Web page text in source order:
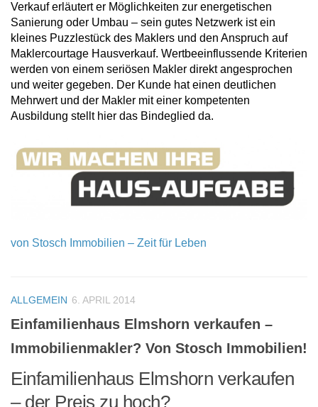
Verkauf erläutert er Möglichkeiten zur energetischen
Sanierung oder Umbau – sein gutes Netzwerk ist ein
kleines Puzzlestück des Maklers und den Anspruch auf
Maklercourtage Hausverkauf. Wertbeeinflussende Kriterien
werden von einem seriösen Makler direkt angesprochen
und weiter gegeben. Der Kunde hat einen deutlichen
Mehrwert und der Makler mit einer kompetenten
Ausbildung stellt hier das Bindeglied da.
von Stosch Immobilien – Zeit für Leben
ALLGEMEIN 6. APRIL 2014
Einfamilienhaus Elmshorn verkaufen –
Immobilienmakler? Von Stosch Immobilien!
Einfamilienhaus Elmshorn verkaufen
– der Preis zu hoch?